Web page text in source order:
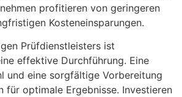
profitieren von geringeren
Kosteneinsparungen.
Prüfdienstleisters ist
effektive Durchführung. Eine
und eine sorgfältige Vorbereitung
für optimale Ergebnisse. Investieren